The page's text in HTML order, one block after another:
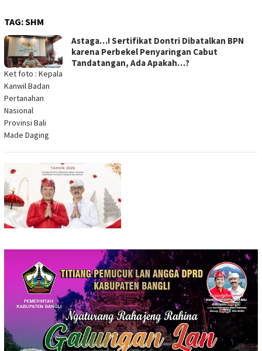
TAG:SHM
Ket foto : Kepala
Kanwil Badan
Pertanahan
Nasional
Provinsi Bali
Made Daging
Astaga…! Sertifikat Dontri Dibatalkan BPN
karena Perbekel Penyaringan Cabut
Tandatangan, Ada Apakah…?